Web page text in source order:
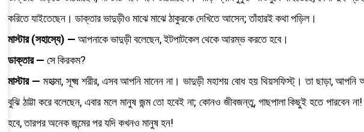
করিতে যাইতেছেন। ডাক্তার ভাদুড়ীও মাঝে মাঝে ঠাকুরকে দেখিতে আসেন; তাঁহারই কথা পড়িল।
মাস্টার (সহাস্যে) — আপনাকে ভাদুড়ী বলেছেন, ইটপাটকেল থেকে আরম্ভ করতে হবে।
ডাক্তার — সে কিরকম?
মাস্টার — মহাত্মা, সূক্ষ্ম শরীর, এসব আপনি মানেন না। ভাদুড়ী মহাশয় বোধ হয় থিয়সফিস্ট্‌। তা ছাড়া, আপনি
বুঝি ঠাট্টা করে বলেছেন, এবার মলে মানুষ জন্ম তো হবেই না; কোনও জীবজন্তু, গাছপালা কিছুই হতে পারবেন
হবে, তারপর অনেক জন্মের পর যদি কখনও মানুষ হন!